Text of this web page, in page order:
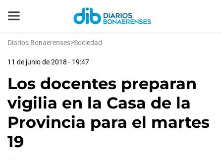
Diarios Bonaerenses>Sociedad
11 de junio de 2018 - 19:47
Los docentes preparan
vigilia en la Casa de la
Provincia para el martes
19